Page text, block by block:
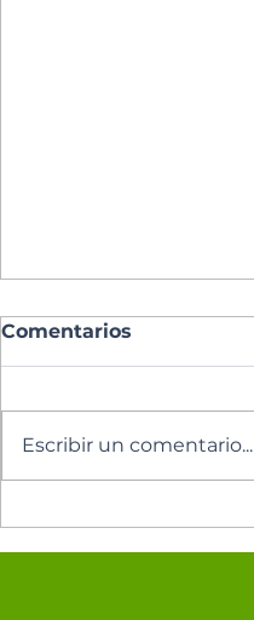
Oración del día
Comentarios
Escribir un comentario...